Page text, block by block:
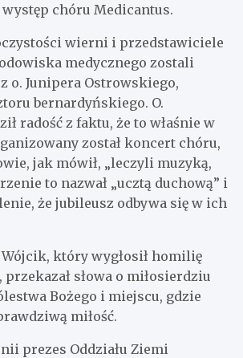
chóru Medicantus.
wierni i przedstawiciele
medycznego zostali
o. Junipera Ostrowskiego,
bernardyńskiego. O.
radość z faktu, że to właśnie w
został koncert chóru,
jak mówił, „leczyli muzyką,
to nazwał „ucztą duchową” i
że jubileusz odbywa się w ich
Wójcik, który wygłosił homilię
słowa o miłosierdziu
Bożego i miejscu, gdzie
miłość.
prezes Oddziału Ziemi